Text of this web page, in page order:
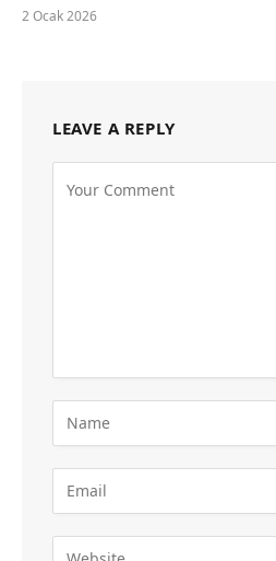
2 Ocak 2026
LEAVE A REPLY